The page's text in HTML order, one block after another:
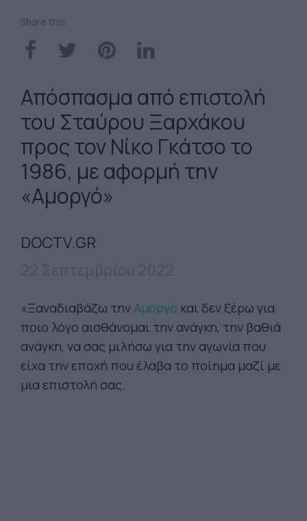
Share this
Απόσπασμα από επιστολή
του Σταύρου Ξαρχάκου
προς τον Νίκο Γκάτσο το
1986, με αφορμή την
«Αμοργό»
DOCTV.GR
«Ξαναδιαβάζω τηνΑμοργό και δεν ξέρω για
ποιο λόγο αισθάνομαι την ανάγκη, την βαθιά
ανάγκη, να σας μιλήσω για την αγωνία που
είχα την εποχή που έλαβα το ποίημα μαζί με
μια επιστολή σας.